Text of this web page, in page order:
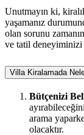
Unutmayın ki,
yaşamanız
olan sorunu
ve tatil
Villa Kiralamada
Bütçenizi
arama
olacaktır.